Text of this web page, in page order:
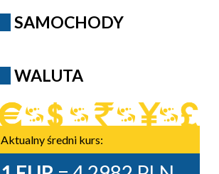
SAMOCHODY
WALUTA
Aktualny średni kurs: